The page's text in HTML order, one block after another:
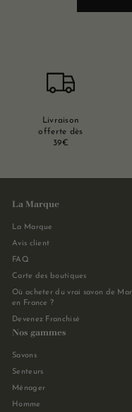
Livraison
offerte dès
39€
La Marque
La Marque
Avis client
FAQ
Carte des boutiques
Où acheter du vrai savon de
en France ?
Devenez Franchisé
Nos gammes
Savons
Senteurs
Ménager
Homme